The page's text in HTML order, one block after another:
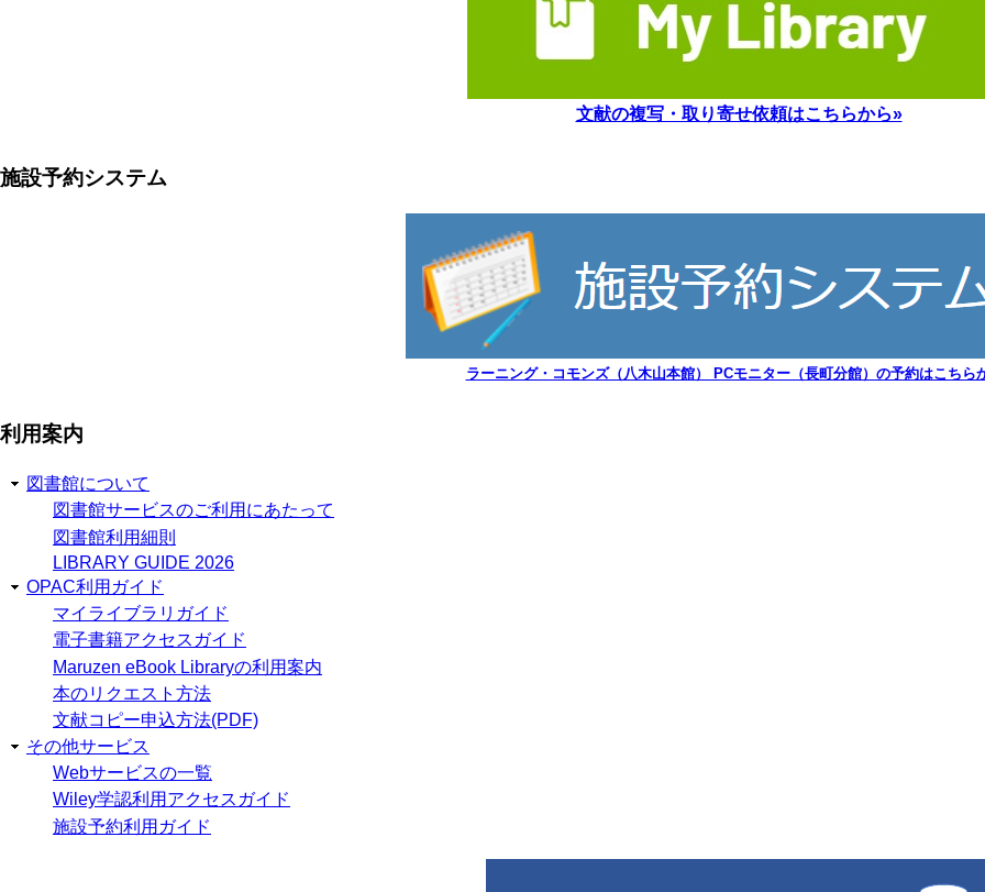
文献の複写・取り寄せ依頼はこちらから»
施設予約システム
ラーニング・コモンズ（八木山本館） PCモニター（長町分館）の予約はこちら
利用案内
図書館について
図書館サービスのご利用にあたって
図書館利用細則
LIBRARY GUIDE 2026
OPAC利用ガイド
マイライブラリガイド
電子書籍アクセスガイド
Maruzen eBook Libraryの利用案内
本のリクエスト方法
文献コピー申込方法(PDF)
その他サービス
Webサービスの一覧
Wiley学認利用アクセスガイド
施設予約利用ガイド